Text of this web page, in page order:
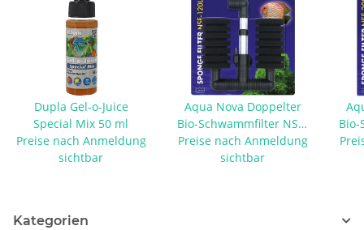
Dupla Gel-o-Juice
Special Mix 50 ml
Preise nach Anmeldung
sichtbar
Aqua Nova Doppelter
Bio-Schwammfilter NSF-
120L
Preise nach Anmeldung
sichtbar
Bio-
Kategorien